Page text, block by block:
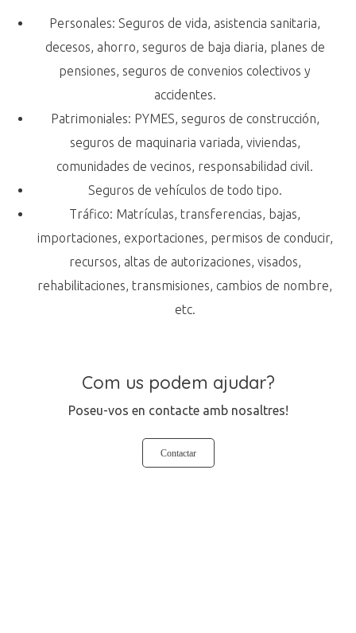
Personales: Seguros de vida, asistencia sanitaria,
decesos, ahorro, seguros de baja diaria, planes de
pensiones, seguros de convenios colectivos y
accidentes.
Patrimoniales: PYMES, seguros de construcción,
seguros de maquinaria variada, viviendas,
comunidades de vecinos, responsabilidad civil.
Seguros de vehículos de todo tipo.
Tráfico: Matrículas, transferencias, bajas,
importaciones, exportaciones, permisos de conducir,
recursos, altas de autorizaciones, visados,
rehabilitaciones, transmisiones, cambios de nombre,
etc.
Com us podem ajudar?
Poseu-vos en contacte amb nosaltres!
Contactar